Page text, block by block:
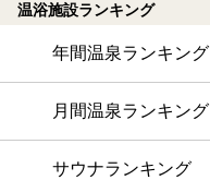
温浴施設ランキング
年間温泉ランキング
月間温泉ランキング
サウナランキング